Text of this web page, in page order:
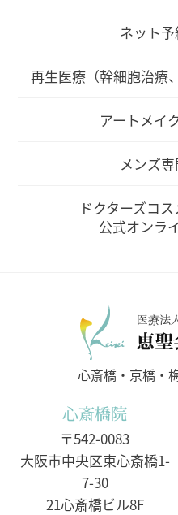
ネット
再生医療（幹細胞治療
アートメイ
メンズ
ドクターズコ
公式オンラ
医療法
心斎橋・京橋・
心斎橋院
〒542-0083
大阪市中央区東心斎橋1-
7-30
21心斎橋ビル8F